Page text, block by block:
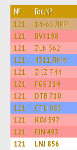
№ Гос.№
121 14-65 ЛИР
121 BVJ 198
121 ZLN 562
121 4311 ЛИМ
121 ZKZ 744
121 FGS 214
121 DTB 710
121 CTU 905
121 KOJ 597
121 FJN 493
121 LNJ 856